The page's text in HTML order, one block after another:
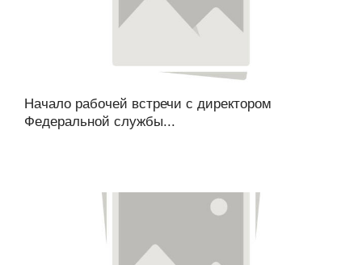
Начало рабочей встречи с директором
Федеральной службы...